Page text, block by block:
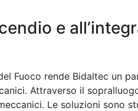
e
Fuoco rende Bidaltec un
Attraverso il
Le soluzioni sono